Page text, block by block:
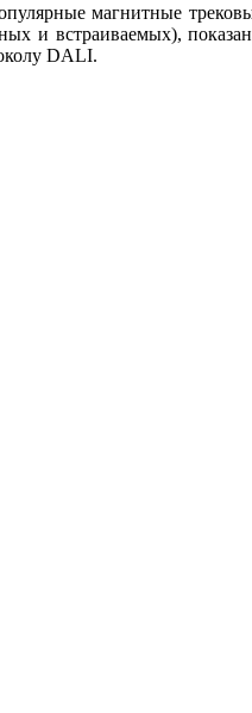
магнитные
встраиваемых),
DALI.